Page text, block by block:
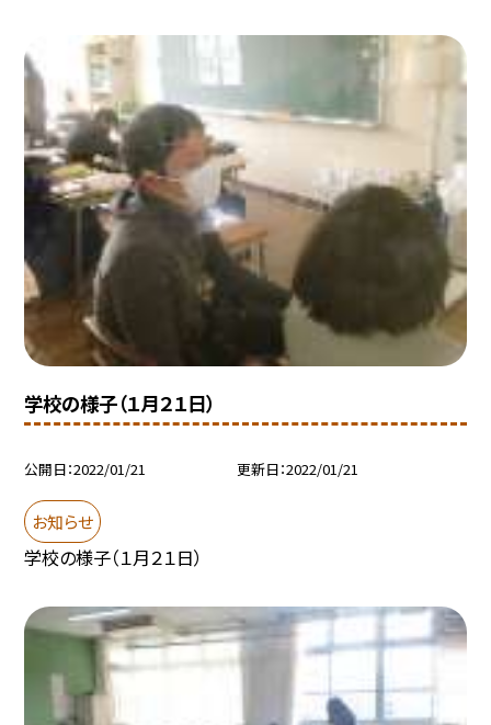
学校の様子（１月２１日）
公開日 2022/01/21 更新日 2022/01/21
お知らせ
学校の様子（１月２１日）